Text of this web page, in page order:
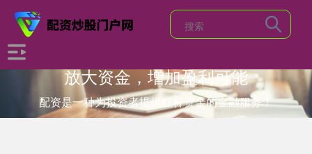
放大资金，增加盈利可能
配资是一种为投资者提供杠杆资金的金融服务！